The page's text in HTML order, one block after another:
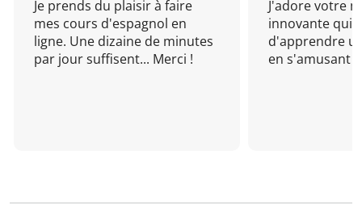
Je prends du plaisir à faire
mes cours d'espagnol en
ligne. Une dizaine de minutes
par jour suffisent... Merci !
J'adore votre
innovante qui
d'apprendre
en s'amusant !